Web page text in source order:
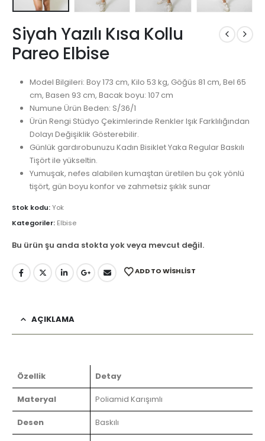
Siyah Yazılı Kısa Kollu
Pareo Elbise
Model Bilgileri: Boy 173 cm, Kilo 53 kg, Göğüs 81 cm, Bel 65
cm, Basen 93 cm, Bacak boyu: 107 cm
Numune Ürün Beden: S/36/1
Ürün Rengi Stüdyo Çekimlerinde Renkler Işık Farklılığından
Dolayı Değişiklik Gösterebilir.
Günlük gardırobunuzu Kadın Bisiklet Yaka Regular Baskılı
Tişört ile yükseltin.
Yumuşak, nefes alabilen kumaştan üretilen bu çok yönlü
tişört, gün boyu konfor ve zahmetsiz şıklık sunar
Stok kodu:Yok
Kategoriler: Elbise
Bu ürün şu anda stokta yok veya mevcut değil.
ADD TO WISHLIST
AÇIKLAMA
Özellik Detay
Materyal Poliamid Karışımlı
Desen Baskılı